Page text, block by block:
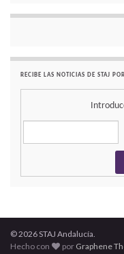
RECIBE LAS NOTICIAS DE STAJ
© 2026 STAJ Andalucía.
Hecho con
por Graphene